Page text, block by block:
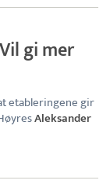
gi mer
etableringene gir
Aleksander